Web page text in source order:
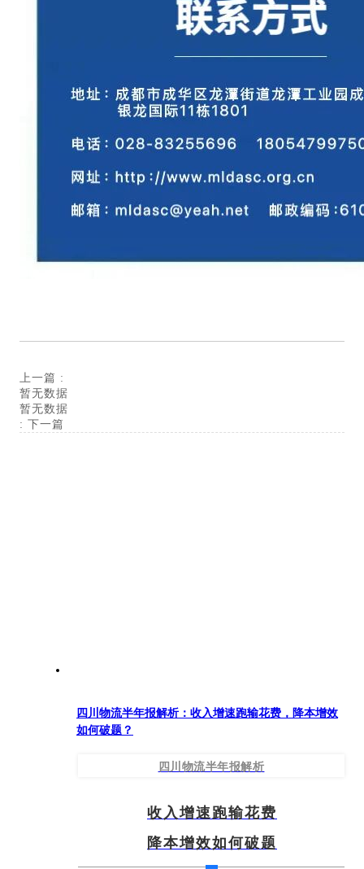
上一篇 :
暂无数据
暂无数据
: 下一篇
四川物流半年报解析：收入增速跑输花费，降本增效
如何破题？
四川物流半年报解析
收入增速跑输花费
降本增效如何破题